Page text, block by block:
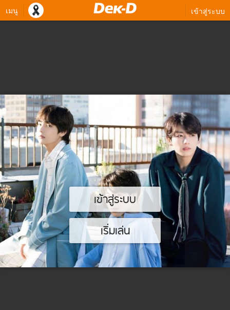
เมนู เข้าสู่ระบบ
เข้าสู่ระบบ
เริ่มเล่น